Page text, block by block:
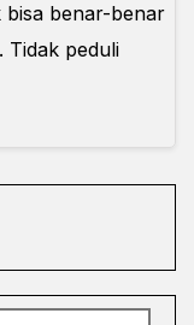
bisa benar-benar
Tidak peduli